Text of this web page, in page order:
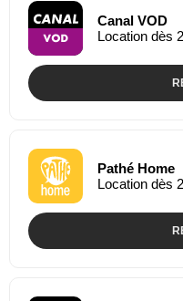
Canal VOD
Location dès
Pathé Home
Location dès